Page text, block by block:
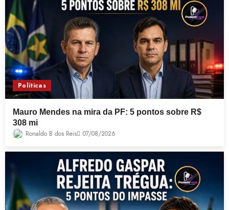
Políticas
Mauro Mendes na mira da PF: 5 pontos sobre R$
308 mi
Ronaldo B dos Reis 07/08/2026